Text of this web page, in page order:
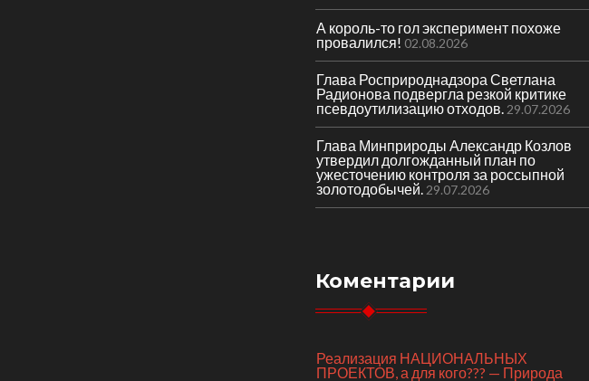
А король-то гол эксперимент похоже
провалился! 02.08.2026
Глава Росприроднадзора Светлана
Радионова подвергла резкой критике
псевдоутилизацию отходов. 29.07.2026
Глава Минприроды Александр Козлов
утвердил долгожданный план по
ужесточению контроля за россыпной
золотодобычей. 29.07.2026
Коментарии
Реализация НАЦИОНАЛЬНЫХ
ПРОЕКТОВ, а для кого??? — Природа